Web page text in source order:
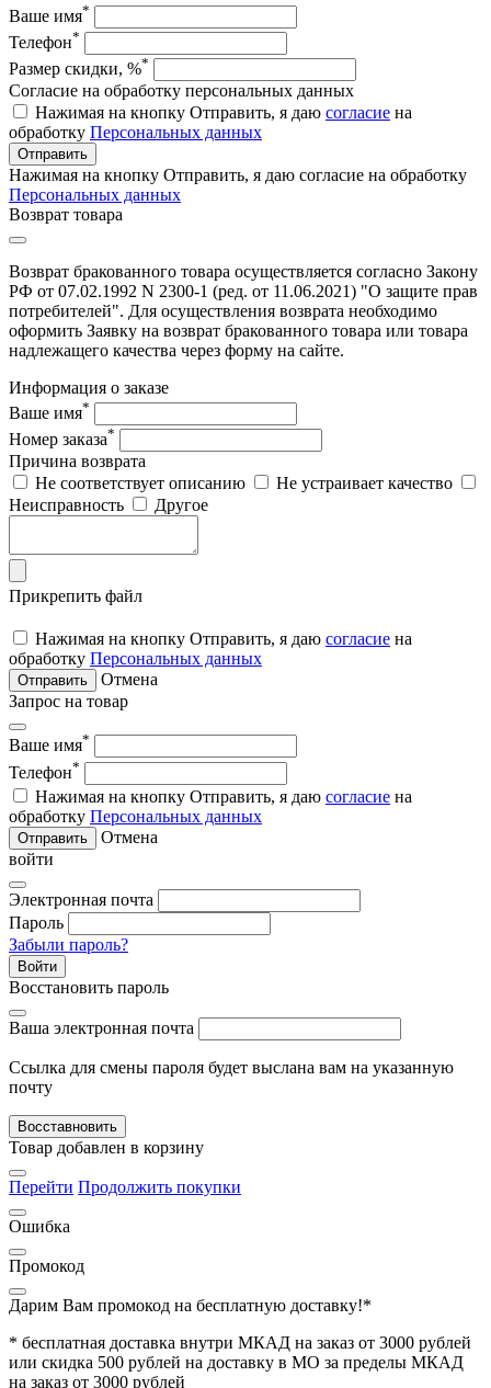
Ваше имя*
Телефон*
Размер скидки, %*
Согласие на обработку персональных данных
Нажимая на кнопку Отправить, я даю согласие на
обработку Персональных данных
Отправить
Нажимая на кнопку Отправить, я даю согласие на обработку
Персональных данных
Возврат товара
Возврат бракованного товара осуществляется согласно Закону
РФ от 07.02.1992 N 2300-1 (ред. от 11.06.2021) "О защите прав
потребителей". Для осуществления возврата необходимо
оформить Заявку на возврат бракованного товара или товара
надлежащего качества через форму на сайте.
Информация о заказе
Ваше имя*
Номер заказа*
Причина возврата
Не соответствует описанию
Не устраивает качество
Неисправность
Другое
Прикрепить файл
Нажимая на кнопку Отправить, я даю согласие на
обработку Персональных данных
Отправить
Отмена
Запрос на товар
Ваше имя*
Телефон*
Нажимая на кнопку Отправить, я даю согласие на
обработку Персональных данных
Отправить
Отмена
войти
Электронная почта
Пароль
Забыли пароль?
Войти
Восстановить пароль
Ваша электронная почта
Ссылка для смены пароля будет выслана вам на указанную
почту
Восставновить
Товар добавлен в корзину
Перейти Продолжить покупки
Ошибка
Промокод
Дарим Вам промокод на бесплатную доставку!*
* бесплатная доставка внутри МКАД на заказ от 3000 рублей
или скидка 500 рублей на доставку в МО за пределы МКАД
на заказ от 3000 рублей